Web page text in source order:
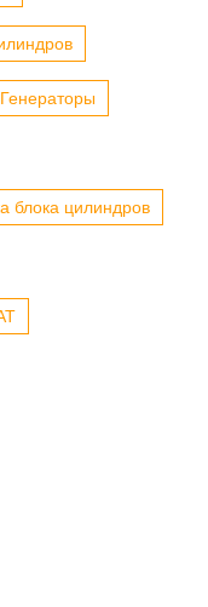
Генераторы
блока цилиндров